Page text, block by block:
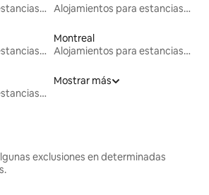
Alojamientos para estancias largas
Alojamientos para estancias largas
Alojamientos para estancias largas
Montreal
Alojamientos para estancias largas
Alojamientos para estancias largas
Mostrar más
exclusiones en determinadas